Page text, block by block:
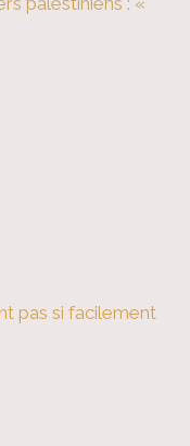
pas si facilement